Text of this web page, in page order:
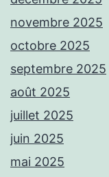
novembre 2025
octobre 2025
septembre 2025
août 2025
juillet 2025
juin 2025
mai 2025